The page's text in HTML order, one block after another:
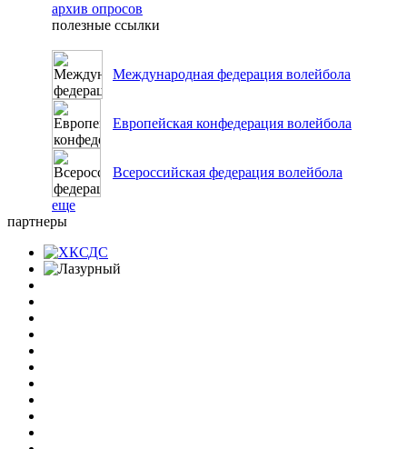
архив опросов
полезные ссылки
Международная федерация волейбола
Европейская конфедерация волейбола
Всероссийская федерация волейбола
еще
партнеры